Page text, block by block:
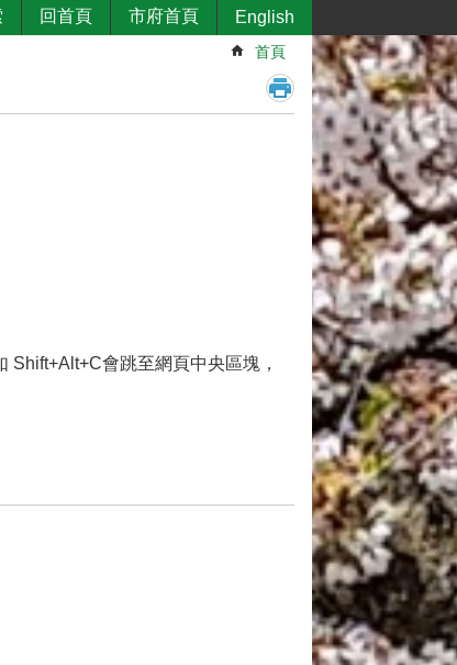
回首頁 市府首頁 English
首頁
會跳至網頁中央區塊，